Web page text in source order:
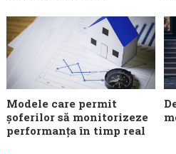
Modele care permit
șoferilor să monitorizeze
performanța în timp real